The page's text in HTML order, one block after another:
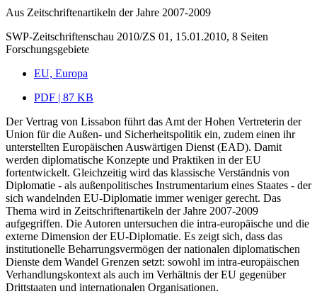
Aus Zeitschriftenartikeln der Jahre 2007-2009
SWP-Zeitschriftenschau 2010/ZS 01, 15.01.2010, 8 Seiten
Forschungsgebiete
EU, Europa
PDF | 87 KB
Der Vertrag von Lissabon führt das Amt der Hohen Vertreterin der
Union für die Außen- und Sicherheitspolitik ein, zudem einen ihr
unterstellten Europäischen Auswärtigen Dienst (EAD). Damit
werden diplomatische Konzepte und Praktiken in der EU
fortentwickelt. Gleichzeitig wird das klassische Verständnis von
Diplomatie - als außenpolitisches Instrumentarium eines Staates - der
sich wandelnden EU-Diplomatie immer weniger gerecht. Das
Thema wird in Zeitschriftenartikeln der Jahre 2007-2009
aufgegriffen. Die Autoren untersuchen die intra-europäische und die
externe Dimension der EU-Diplomatie. Es zeigt sich, dass das
institutionelle Beharrungsvermögen der nationalen diplomatischen
Dienste dem Wandel Grenzen setzt: sowohl im intra-europäischen
Verhandlungskontext als auch im Verhältnis der EU gegenüber
Drittstaaten und internationalen Organisationen.